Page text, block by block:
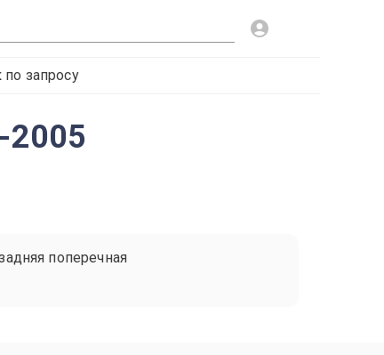
по запросу
2005
поперечная